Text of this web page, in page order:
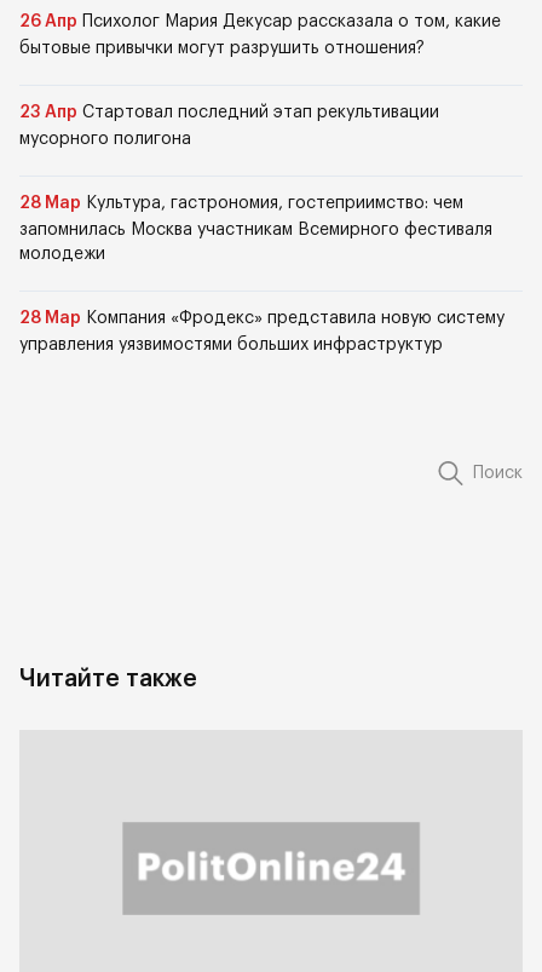
26 Апр
Психолог Мария Декусар рассказала о том, какие
бытовые привычки могут разрушить отношения?
23 Апр Стартовал последний этап рекультивации
мусорного полигона
28 Мар Культура, гастрономия, гостеприимство: чем
запомнилась Москва участникам Всемирного фестиваля
молодежи
28 Мар Компания «Фродекс» представила новую систему
управления уязвимостями больших инфраструктур
Поиск
Читайте также